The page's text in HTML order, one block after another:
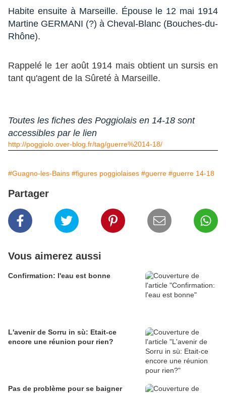
Habite ensuite à Marseille. Épouse le 12 mai 1914
Martine GERMANI (?) à Cheval-Blanc (Bouches-du-
Rhône).
Rappelé le 1er août 1914 mais obtient un sursis en
tant qu'agent de la Sûreté à Marseille.
Toutes les fiches des Poggiolais en 14-18 sont
accessibles par le lien
http://poggiolo.over-blog.fr/tag/guerre%2014-18/
#Guagno-les-Bains #figures poggiolaises #guerre #guerre 14-18
Partager
Vous aimerez aussi
Confirmation: l'eau est bonne
L'avenir de Sorru in sù: Etait-ce
encore une réunion pour rien?
Pas de problème pour se baigner